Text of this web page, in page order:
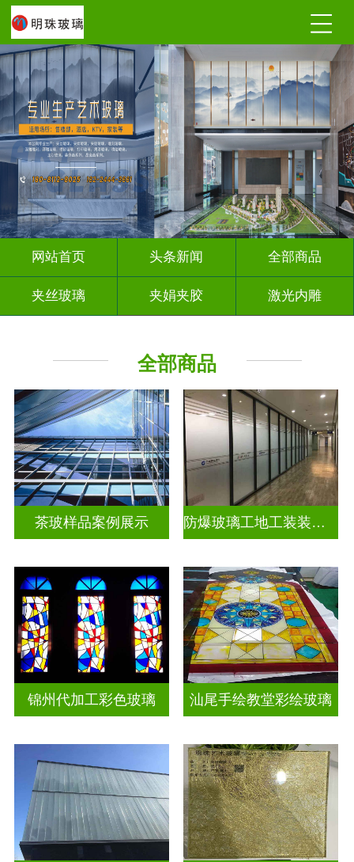
网站首页 头条新闻 全部商品
夹丝玻璃 夹娟夹胶 激光内雕
工程玻璃
全部商品
茶玻样品案例展示 防爆玻璃工地工装装饰玻璃
锦州代加工彩色玻璃 汕尾手绘教堂彩绘玻璃